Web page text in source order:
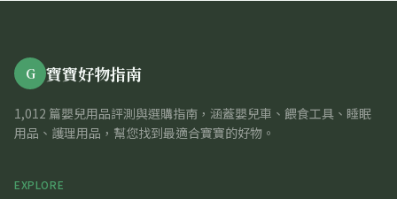
G 寶寶好物指南
1,012 篇嬰兒用品評測與選購指南，涵蓋嬰兒車、餵食工具、睡眠
用品、護理用品，幫您找到最適合寶寶的好物。
EXPLORE